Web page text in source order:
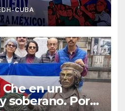
CUBA
Che en un
soberano. Por